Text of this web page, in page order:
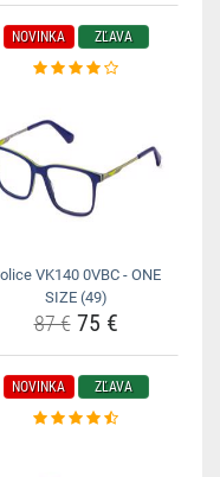
NOVINKA ZĽAVA
VK140 0VBC - ONE
SIZE (49)
87 €75 €
NOVINKA ZĽAVA